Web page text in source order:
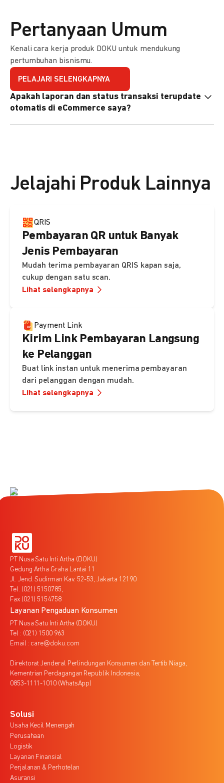
Pertanyaan Umum
Kenali cara kerja produk DOKU untuk mendukung
pertumbuhan bisnismu.
PELAJARI SELENGKAPNYA
Apakah laporan dan status transaksi terupdate
otomatis di eCommerce saya?
Jelajahi Produk Lainnya
QRIS
Pembayaran QR untuk Banyak
Jenis Pembayaran
Mudah terima pembayaran QRIS kapan saja,
cukup dengan satu scan.
Lihat selengkapnya
Payment Link
Kirim Link Pembayaran Langsung
ke Pelanggan
Buat link instan untuk menerima pembayaran
dari pelanggan dengan mudah.
Lihat selengkapnya
PT Nusa Satu Inti Artha (DOKU)
Gedung Artha Graha Lantai 11
Jl. Jend. Sudirman Kav. 52-53, Jakarta 12190
Tel. (021) 5150785,
Fax (021) 5154758
Layanan Pengaduan Konsumen
PT Nusa Satu Inti Artha (DOKU)
Tel : (021) 1500 963
Email : care@doku.com
Direktorat Jenderal Perlindungan Konsumen dan Tertib Niaga,
Kementrian Perdagangan Republik Indonesia,
0853-1111-1010 (WhatsApp)
Solusi
Usaha Kecil Menengah
Perusahaan
Logistik
Layanan Finansial
Perjalanan & Perhotelan
Asuransi